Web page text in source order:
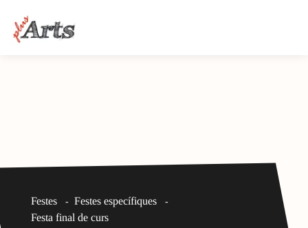
Festes - Festes específiques -
Festa final de curs